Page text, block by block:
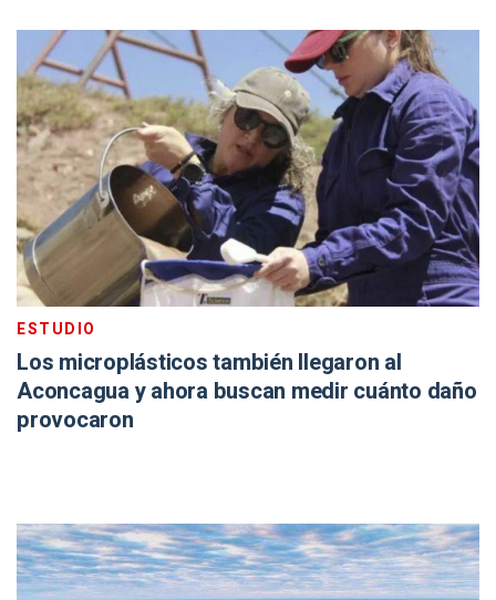
ESTUDIO
Los microplásticos también llegaron al
Aconcagua y ahora buscan medir cuánto daño
provocaron